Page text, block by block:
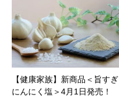
【健康家族】新商品＜旨すぎ
にんにく塩＞4月1日発売！